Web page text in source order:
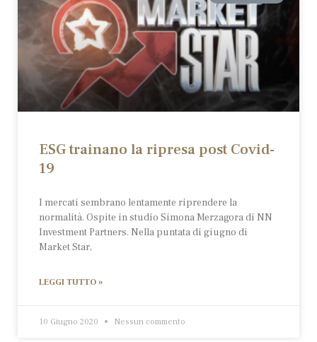
ESG trainano la ripresa post Covid-
19
I mercati sembrano lentamente riprendere la
normalità. Ospite in studio Simona Merzagora di NN
Investment Partners. Nella puntata di giugno di
Market Star,
LEGGI TUTTO »
10 Giugno 2020 Nessun commento